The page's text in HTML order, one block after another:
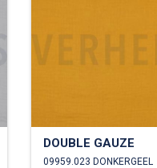
DOUBLE GAUZE
09959.023 DONKERGEEL